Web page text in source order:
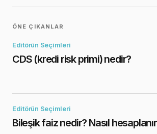
ÖNE ÇIKANLAR
Editörün Seçimleri
CDS (kredi risk primi) nedir?
Editörün Seçimleri
Bileşik faiz nedir? Nasıl